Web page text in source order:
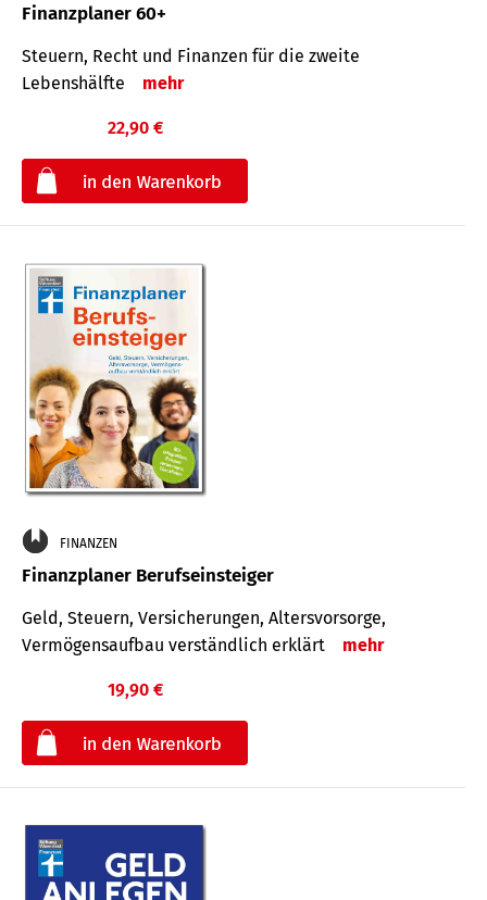
Finanzplaner 60+
Steuern, Recht und Finanzen für die zweite
Lebenshälfte
mehr
22,90 €
FINANZEN
Finanzplaner Berufseinsteiger
Geld, Steuern, Versicherungen, Altersvorsorge,
Vermögensaufbau verständlich erklärt
mehr
19,90 €